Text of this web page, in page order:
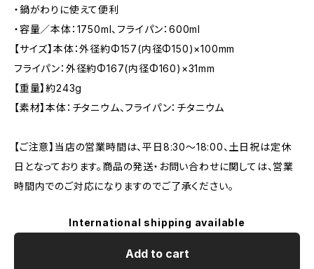
・鍋がわりに使えて便利
・容量／本体：1750ml、フライパン：600ml
【サイズ】本体：外径約Φ157(内径Φ150)×100mm
フライパン：外径約Φ167(内径Φ160)×31mm
【重量】約243g
【素材】本体：チタニウム、フライパン：チタニウム
【ご注意】当店の営業時間は、平日8:30～18:00、土日祝は定休
日となっております。商品の発送・お問い合わせに関しては、営業
時間内でのご対応になりますのでご了承ください。
International shipping available
Add to cart